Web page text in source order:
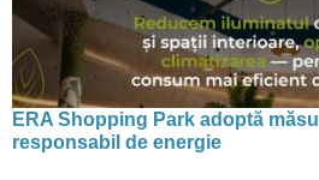
ERA Shopping Park adoptă
responsabil de energie